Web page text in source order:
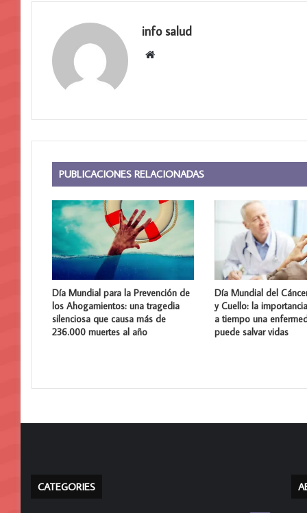
info salud
Sitio
PUBLICACIONES RELACIONADAS
Día Mundial para la Prevención de
los Ahogamientos: una tragedia
silenciosa que causa más de
236.000 muertes al año
Día Mundial del
y Cuello: la
a tiempo una
puede salvar vidas
CATEGORIES